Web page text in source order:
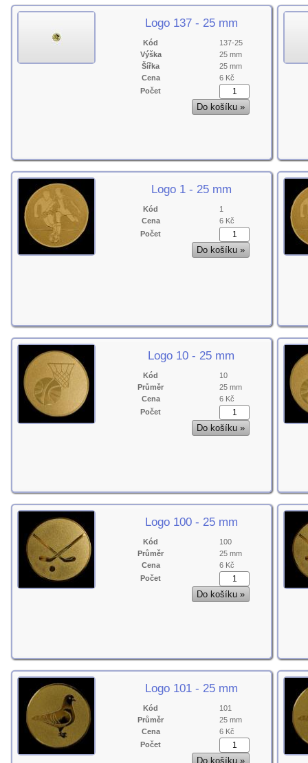
Logo 137 - 25 mm
Kód
137-25
Výška
25 mm
Šířka
25 mm
Cena
6 Kč
Počet
Logo 1 - 25 mm
Kód
1
Cena
6 Kč
Počet
Logo 10 - 25 mm
Kód
10
Průměr
25 mm
Cena
6 Kč
Počet
Logo 100 - 25 mm
Kód
100
Průměr
25 mm
Cena
6 Kč
Počet
Logo 101 - 25 mm
Kód
101
Průměr
25 mm
Cena
6 Kč
Počet